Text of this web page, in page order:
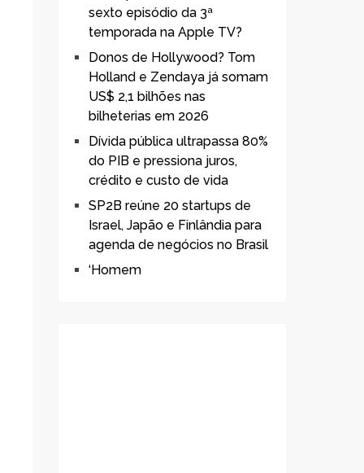
sexto episódio da 3ª
temporada na Apple TV?
Donos de Hollywood? Tom
Holland e Zendaya já somam
US$ 2,1 bilhões nas
bilheterias em 2026
Dívida pública ultrapassa 80%
do PIB e pressiona juros,
crédito e custo de vida
SP2B reúne 20 startups de
Israel, Japão e Finlândia para
agenda de negócios no Brasil
‘Homem